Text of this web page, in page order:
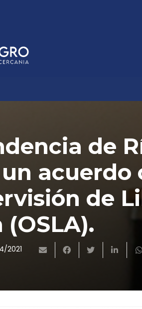
de
acuerdo
de
2021